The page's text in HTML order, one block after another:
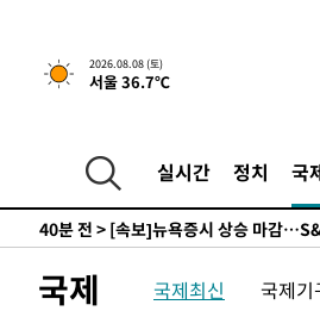
2026.08.08 (토)
서울 36.7℃
실시간 정치 국
[속보]뉴욕증시 상승 마감
-29459초 전 >백운산서 80년근 천종산
-24703초 전 >
남자 농구, 나고야 아시
국제 국제최신 국제기